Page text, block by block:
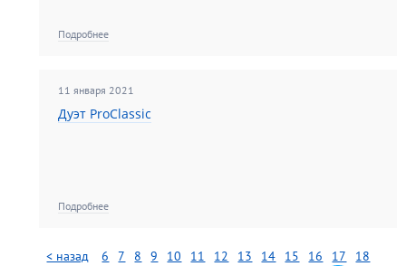
Подробнее
11 января 2021
Дуэт ProClassic
Подробнее
< назад 6 7 8 9 10 11 12 13 14 15 16 17
18